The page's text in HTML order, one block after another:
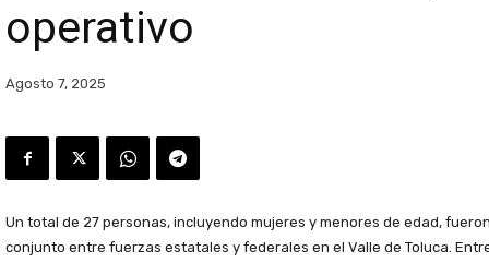
operativo
Agosto 7, 2025
Un total de 27 personas, incluyendo mujeres y menores de edad,
conjunto entre fuerzas estatales y federales en el Valle de Toluca.